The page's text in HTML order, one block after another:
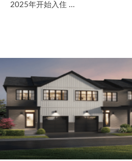
2025年开始入住 ...